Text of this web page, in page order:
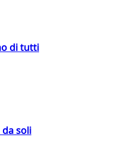
di tutti
soli